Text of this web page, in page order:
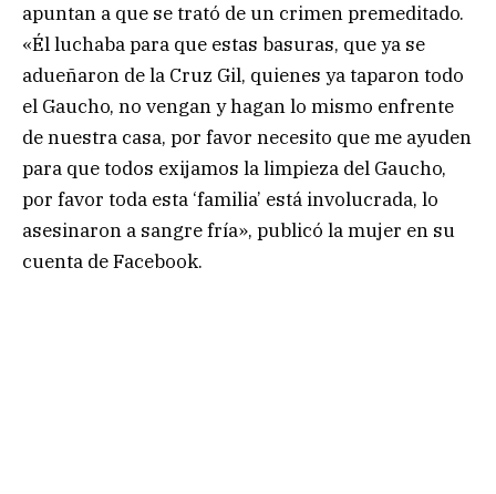
apuntan a que se trató de un crimen premeditado.
«Él luchaba para que estas basuras, que ya se
adueñaron de la Cruz Gil, quienes ya taparon todo
el Gaucho, no vengan y hagan lo mismo enfrente
de nuestra casa, por favor necesito que me ayuden
para que todos exijamos la limpieza del Gaucho,
por favor toda esta ‘familia’ está involucrada, lo
asesinaron a sangre fría», publicó la mujer en su
cuenta de Facebook.